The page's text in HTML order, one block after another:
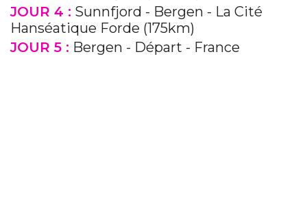
JOUR 4 : Sunnfjord - Bergen - La Cité
Hanséatique Forde (175km)
JOUR 5 : Bergen - Départ - France